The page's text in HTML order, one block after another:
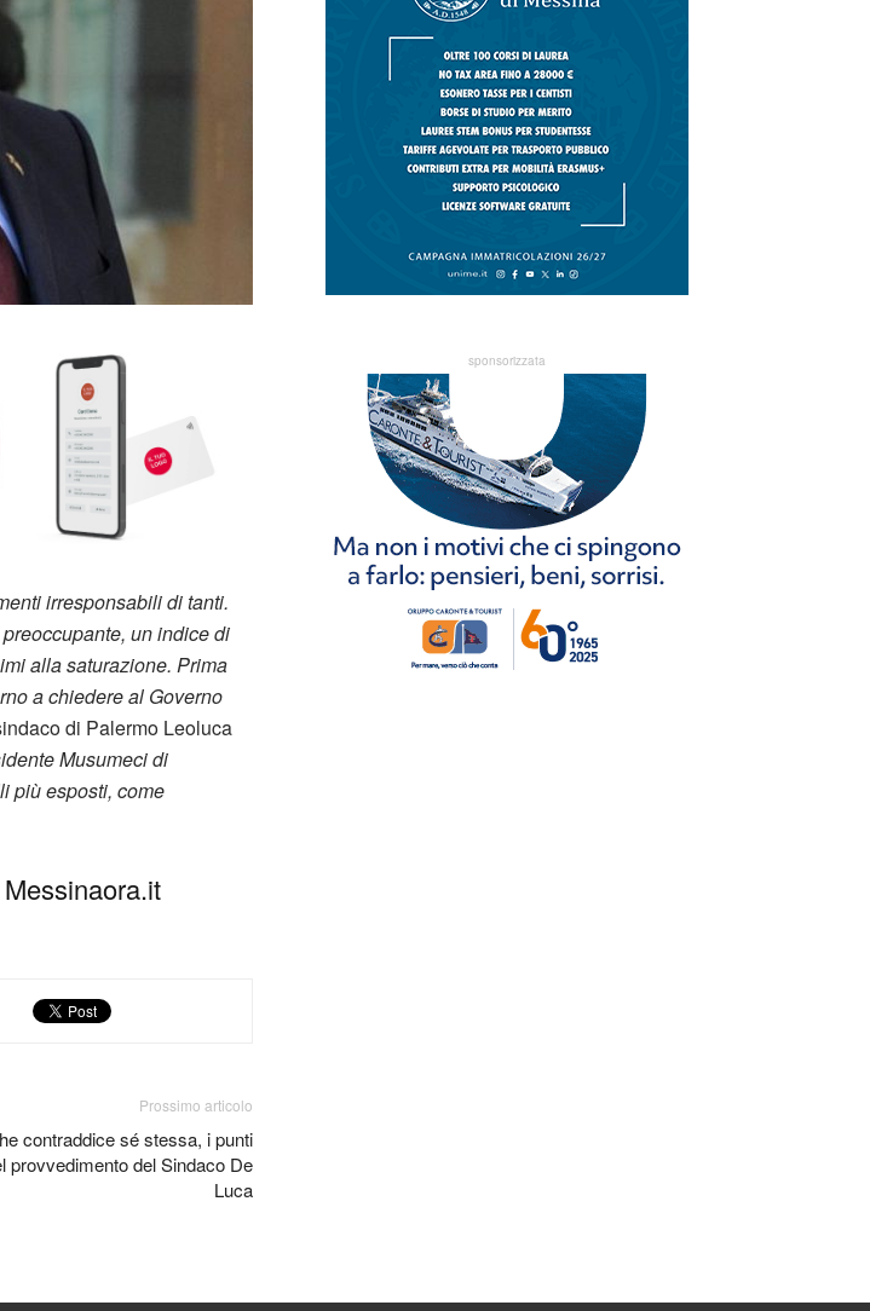
irresponsabili di tanti.
un indice di
alla saturazione. Prima
a chiedere al Governo
di Palermo Leoluca
Musumeci di
più esposti, come
Prossimo articolo
contraddice sé stessa, i punti
provvedimento del Sindaco De
Luca
sponsorizzata